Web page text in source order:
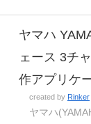
ヤマハ
ェース 3チ
作アプリケ
created by Rinker
ヤマハ